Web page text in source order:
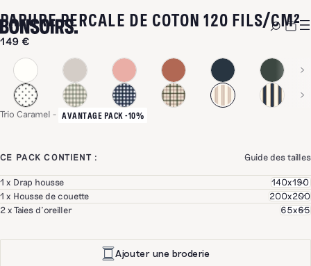
PARURE PERCALE DE COTON 120 FILS/CM²-
149 €
Trio Caramel - AVANTAGE PACK -10%
CE PACK CONTIENT : Guide des tailles
1 x Drap housse
1 x Housse de couette
2 x Taies d'oreiller
Ajouter une broderie